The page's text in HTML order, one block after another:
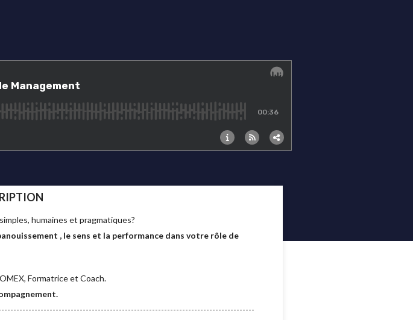
humaines et pragmatiques?
, le sens et la performance dans votre rôle de
Formatrice et Coach.